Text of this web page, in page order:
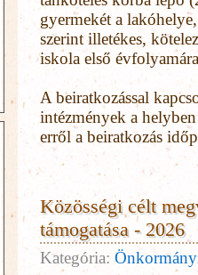
gyermekét a
szerint illetékes,
iskola első
A beiratkozással
intézmények a
erről a beiratkozás
Közösségi célt
támogatása - 2026
Kategória: